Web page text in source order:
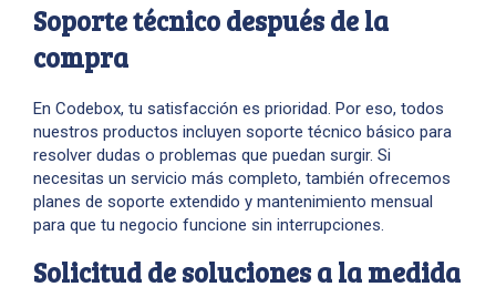
Soporte técnico después de la
compra
En Codebox, tu satisfacción es prioridad. Por eso, todos
nuestros productos incluyen soporte técnico básico para
resolver dudas o problemas que puedan surgir. Si
necesitas un servicio más completo, también ofrecemos
planes de soporte extendido y mantenimiento mensual
para que tu negocio funcione sin interrupciones.
Solicitud de soluciones a la medida